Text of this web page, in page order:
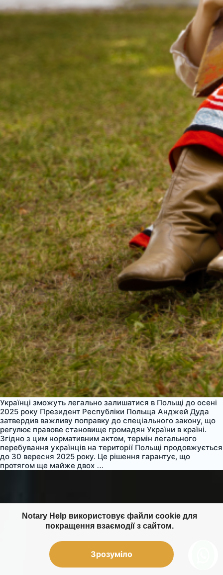
Українці зможуть легально залишатися в Польщі до осені
2025 року Президент Республіки Польща Анджей Дуда
затвердив важливу поправку до спеціального закону, що
регулює правове становище громадян України в країні.
Згідно з цим нормативним актом, термін легального
перебування українців на території Польщі продовжується
до 30 вересня 2025 року. Це рішення гарантує, що
протягом ще майже двох …
Польщі
Notary Help використовує файли cookie для
покращення взаємодії з сайтом.